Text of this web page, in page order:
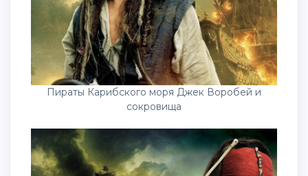
Пираты Карибского моря Джек Воробей и
сокровища